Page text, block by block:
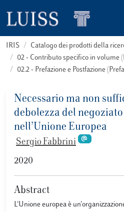
IRIS
Catalogo dei prodotti della
02 - Contributo specifico in volume
02.2 - Prefazione e Postfazione
Necessario ma non
debolezza del
nell’Unione Europea
Sergio Fabbrini
2020
Abstract
L'Unione europea è